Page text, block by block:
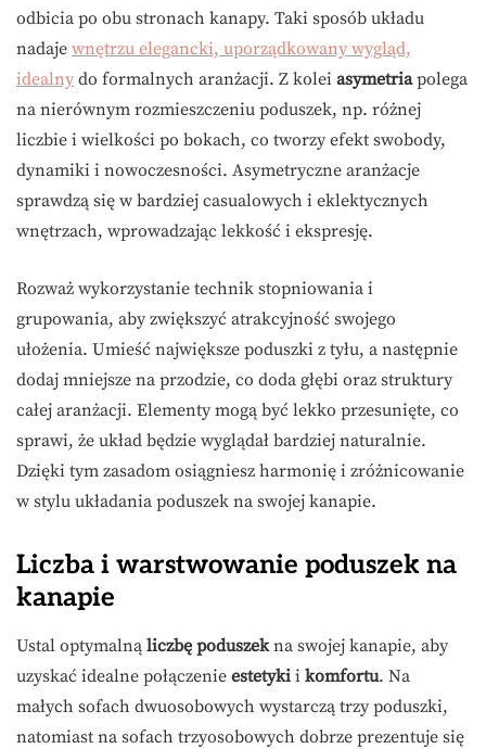
odbicia po obu stronach kanapy. Taki sposób układu
nadaje wnętrzu elegancki, uporządkowany wygląd,
idealny do formalnych aranżacji. Z kolei asymetriapolega
na nierównym rozmieszczeniu poduszek, np. różnej
liczbie i wielkości po bokach, co tworzy efekt swobody,
dynamiki i nowoczesności. Asymetryczne aranżacje
sprawdzą się w bardziej casualowych i eklektycznych
wnętrzach, wprowadzając lekkość i ekspresję.
Rozważ wykorzystanie technik stopniowania i
grupowania, aby zwiększyć atrakcyjność swojego
ułożenia. Umieść największe poduszki z tyłu, a następnie
dodaj mniejsze na przodzie, co doda głębi oraz struktury
całej aranżacji. Elementy mogą być lekko przesunięte, co
sprawi, że układ będzie wyglądał bardziej naturalnie.
Dzięki tym zasadom osiągniesz harmonię i zróżnicowanie
w stylu układania poduszek na swojej kanapie.
Liczba i warstwowanie poduszek na
kanapie
Ustal optymalną liczbę poduszekna swojej kanapie, aby
uzyskać idealne połączenie estetyki i komfortu. Na
małych sofach dwuosobowych wystarczą trzy poduszki,
natomiast na sofach trzyosobowych dobrze prezentuje się